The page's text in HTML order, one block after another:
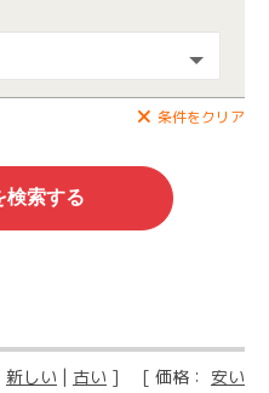
条件をクリア
新しい | 古い ] [ 価格： 安い